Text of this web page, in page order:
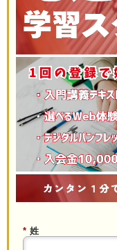
* 姓